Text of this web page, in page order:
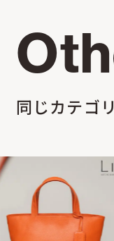
同じカテゴ